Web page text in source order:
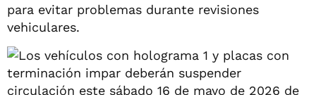
para evitar problemas durante revisiones
vehiculares.